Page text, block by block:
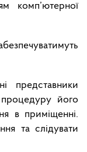
комп’ютерної
представники
його
в приміщенні.
та слідувати